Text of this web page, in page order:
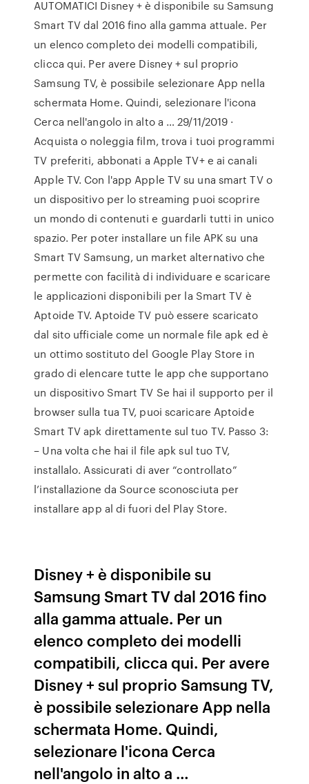
AUTOMATICI Disney + è disponibile su Samsung
Smart TV dal 2016 fino alla gamma attuale. Per
un elenco completo dei modelli compatibili,
clicca qui. Per avere Disney + sul proprio
Samsung TV, è possibile selezionare App nella
schermata Home. Quindi, selezionare l'icona
Cerca nell'angolo in alto a … 29/11/2019 ·
Acquista o noleggia film, trova i tuoi programmi
TV preferiti, abbonati a Apple TV+ e ai canali
Apple TV. Con l'app Apple TV su una smart TV o
un dispositivo per lo streaming puoi scoprire
un mondo di contenuti e guardarli tutti in unico
spazio. Per poter installare un file APK su una
Smart TV Samsung, un market alternativo che
permette con facilità di individuare e scaricare
le applicazioni disponibili per la Smart TV è
Aptoide TV. Aptoide TV può essere scaricato
dal sito ufficiale come un normale file apk ed è
un ottimo sostituto del Google Play Store in
grado di elencare tutte le app che supportano
un dispositivo Smart TV Se hai il supporto per il
browser sulla tua TV, puoi scaricare Aptoide
Smart TV apk direttamente sul tuo TV. Passo 3:
– Una volta che hai il file apk sul tuo TV,
installalo. Assicurati di aver “controllato”
l’installazione da Source sconosciuta per
installare app al di fuori del Play Store.
Disney + è disponibile su
Samsung Smart TV dal 2016 fino
alla gamma attuale. Per un
elenco completo dei modelli
compatibili, clicca qui. Per avere
Disney + sul proprio Samsung TV,
è possibile selezionare App nella
schermata Home. Quindi,
selezionare l'icona Cerca
nell'angolo in alto a …